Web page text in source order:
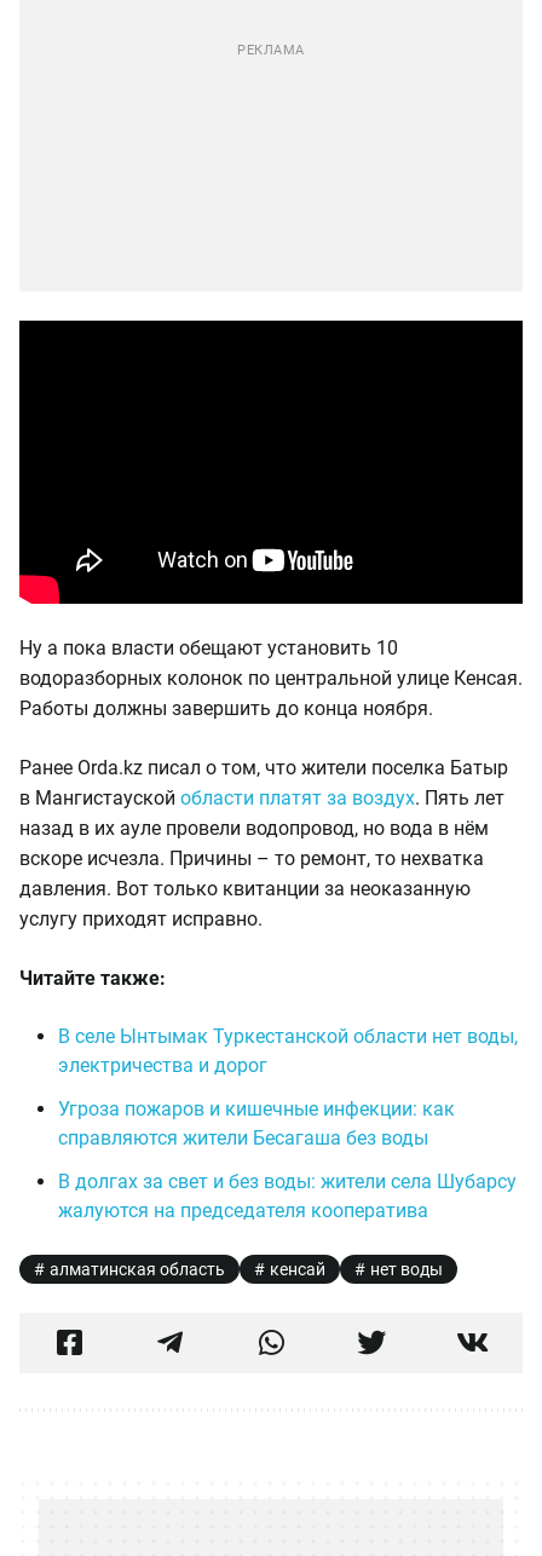
Ну а пока власти обещают установить 10
водоразборных колонок по центральной улице Кенсая.
Работы должны завершить до конца ноября.
Ранее Orda.kz писал о том, что жители поселка Батыр
в Мангистауской области платят за воздух. Пять лет
назад в их ауле провели водопровод, но вода в нём
вскоре исчезла. Причины – то ремонт, то нехватка
давления. Вот только квитанции за неоказанную
услугу приходят исправно.
Читайте также:
В селе Ынтымак Туркестанской области нет воды,
электричества и дорог
Угроза пожаров и кишечные инфекции: как
справляются жители Бесагаша без воды
В долгах за свет и без воды: жители села Шубарсу
жалуются на председателя кооператива
алматинская область кенсай нет воды